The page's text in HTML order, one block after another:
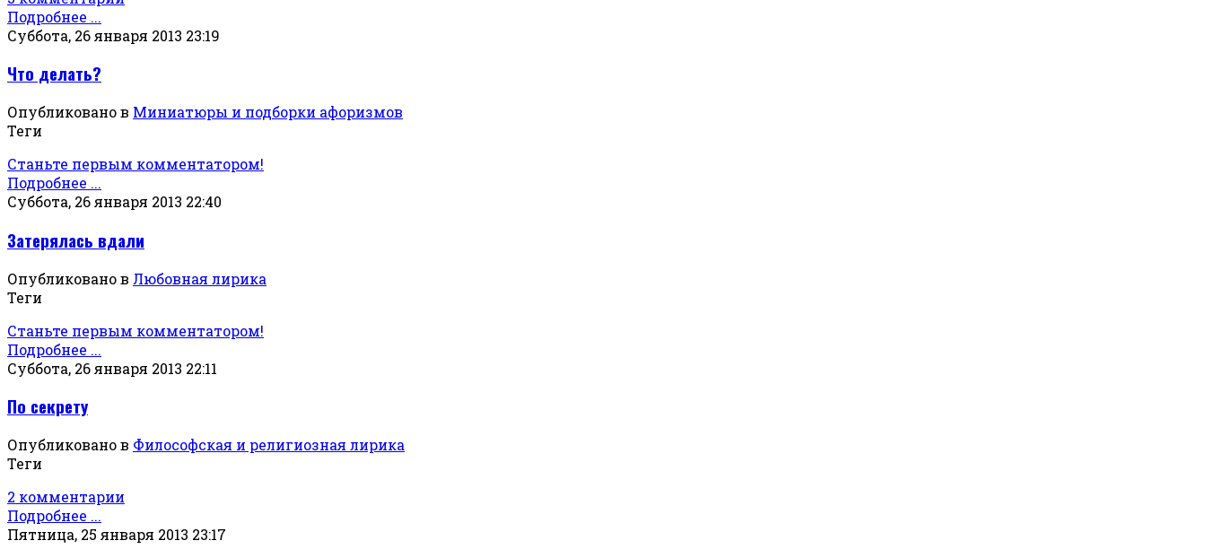
Подробнее ...
Суббота, 26 января 2013 23:19
Что делать?
Опубликовано в Миниатюры и подборки афоризмов
Теги
Станьте первым комментатором!
Подробнее ...
Суббота, 26 января 2013 22:40
Затерялась вдали
Опубликовано в Любовная лирика
Теги
Станьте первым комментатором!
Подробнее ...
Суббота, 26 января 2013 22:11
По секрету
Опубликовано в Философская и религиозная лирика
Теги
2 комментарии
Подробнее ...
Пятница, 25 января 2013 23:17